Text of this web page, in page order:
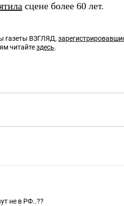
сцене более 60 лет.
газеты ВЗГЛЯД,
читайтездесь.
не в РФ..??